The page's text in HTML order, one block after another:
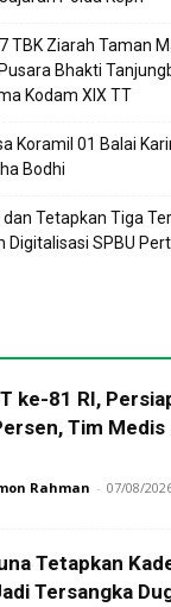
TBK Ziarah Taman
Bhakti
Kodam XIX TT
Koramil 01 Balai
Bodhi
dan Tetapkan Tiga
Digitalisasi SPBU
ke-81 RI,
Tim
Rahman - 07/08/
Tetapkan
Tersangka